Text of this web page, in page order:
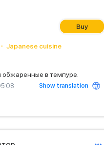
Buy
Japanese cuisine
обжаренные в темпуре.
Show translation